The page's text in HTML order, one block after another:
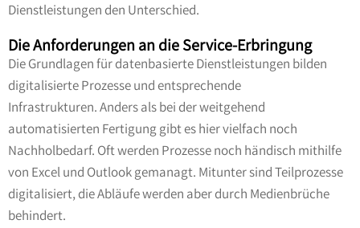
Dienstleistungen den Unterschied.
Die Anforderungen an die Service-Erbringung
Die Grundlagen für datenbasierte Dienstleistungen bilden
digitalisierte Prozesse und entsprechende
Infrastrukturen. Anders als bei der weitgehend
automatisierten Fertigung gibt es hier vielfach noch
Nachholbedarf. Oft werden Prozesse noch händisch mithilfe
von Excel und Outlook gemanagt. Mitunter sind Teilprozesse
digitalisiert, die Abläufe werden aber durch Medienbrüche
behindert.